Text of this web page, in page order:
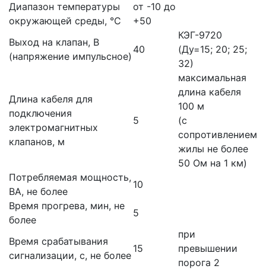
Диапазон температуры
окружающей среды, °С
от -10 до
+50
Выход на клапан, В
(напряжение импульсное)
40
КЭГ-9720
(Ду=15; 20; 25;
32)
Длина кабеля для
подключения
электромагнитных
клапанов, м
5
максимальная
длина кабеля
100 м
(с
сопротивлением
жилы не более
50 Ом на 1 км)
Потребляемая мощность,
ВА, не более
10
Время прогрева, мин, не
более
5
Время срабатывания
сигнализации, с, не более
15
при
превышении
порога 2